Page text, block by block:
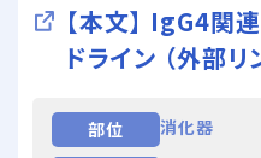
【本文】 IgG4関
ドライン （外部リ
部位
消化器